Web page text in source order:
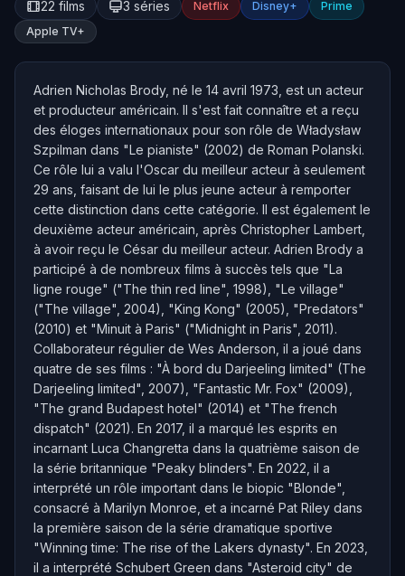
22 films 3 séries Netflix Disney+
Prime
Apple TV+
Adrien Nicholas Brody, né le 14 avril 1973, est un acteur
et producteur américain. Il s'est fait connaître et a reçu
des éloges internationaux pour son rôle de Władysław
Szpilman dans "Le pianiste" (2002) de Roman Polanski.
Ce rôle lui a valu l'Oscar du meilleur acteur à seulement
29 ans, faisant de lui le plus jeune acteur à remporter
cette distinction dans cette catégorie. Il est également le
deuxième acteur américain, après Christopher Lambert,
à avoir reçu le César du meilleur acteur. Adrien Brody a
participé à de nombreux films à succès tels que "La
ligne rouge" ("The thin red line", 1998), "Le village"
("The village", 2004), "King Kong" (2005), "Predators"
(2010) et "Minuit à Paris" ("Midnight in Paris", 2011).
Collaborateur régulier de Wes Anderson, il a joué dans
quatre de ses films : "À bord du Darjeeling limited" (The
Darjeeling limited", 2007), "Fantastic Mr. Fox" (2009),
"The grand Budapest hotel" (2014) et "The french
dispatch" (2021). En 2017, il a marqué les esprits en
incarnant Luca Changretta dans la quatrième saison de
la série britannique "Peaky blinders". En 2022, il a
interprété un rôle important dans le biopic "Blonde",
consacré à Marilyn Monroe, et a incarné Pat Riley dans
la première saison de la série dramatique sportive
"Winning time: The rise of the Lakers dynasty". En 2023,
il a interprété Schubert Green dans "Asteroid city" de